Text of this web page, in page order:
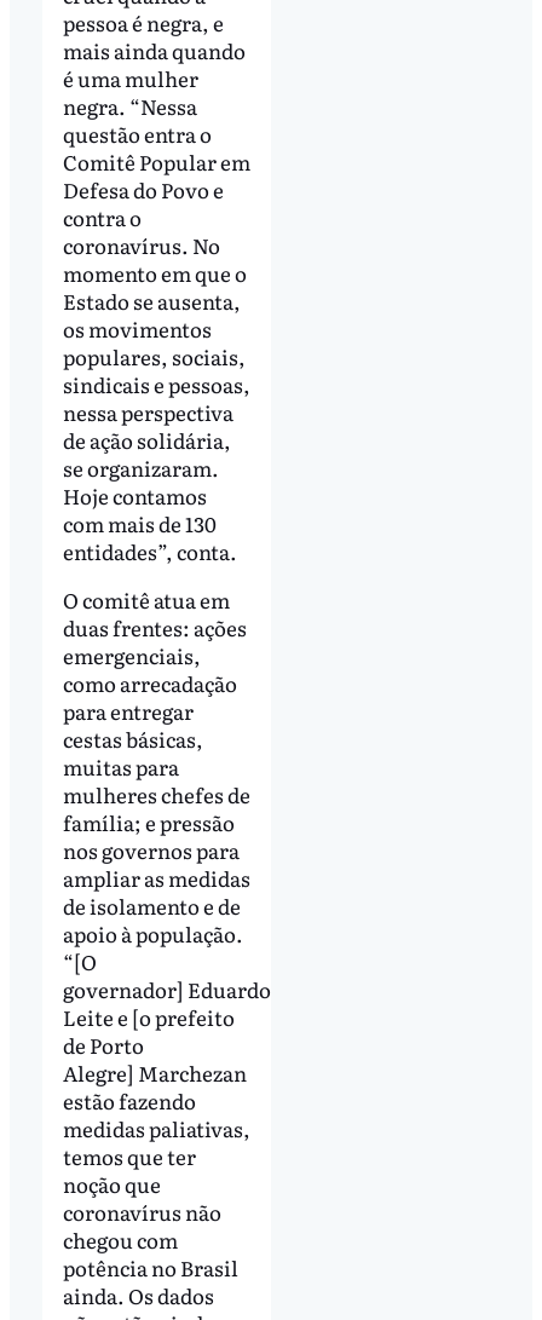
pessoa é negra, e
mais ainda quando
é uma mulher
negra. “Nessa
questão entra o
Comitê Popular em
Defesa do Povo e
contra o
coronavírus. No
momento em que o
Estado se ausenta,
os movimentos
populares, sociais,
sindicais e pessoas,
nessa perspectiva
de ação solidária,
se organizaram.
Hoje contamos
com mais de 130
entidades”, conta.
O comitê atua em
duas frentes: ações
emergenciais,
como arrecadação
para entregar
cestas básicas,
muitas para
mulheres chefes de
família; e pressão
nos governos para
ampliar as medidas
de isolamento e de
apoio à população.
“[O
governador] Eduardo
Leite e [o prefeito
de Porto
Alegre] Marchezan
estão fazendo
medidas paliativas,
temos que ter
noção que
coronavírus não
chegou com
potência no Brasil
ainda. Os dados